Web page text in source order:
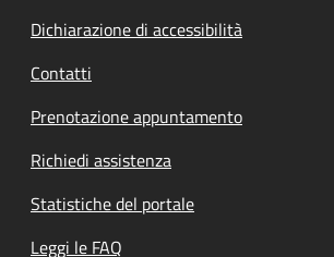
Dichiarazione di accessibilità
Contatti
Prenotazione appuntamento
Richiedi assistenza
Statistiche del portale
Leggi le FAQ